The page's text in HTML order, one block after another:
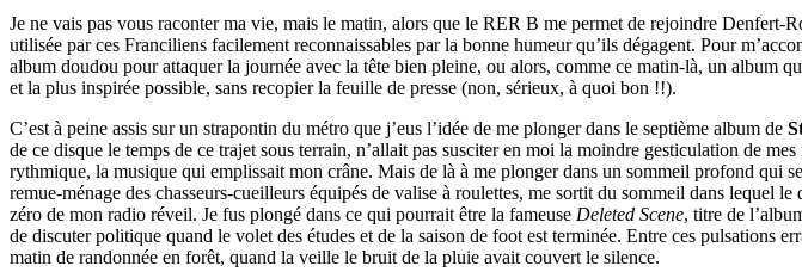
Je ne vais pas vous raconter ma vie, mais le matin, alors que le RER B me permet de rejoindre
utilisée par ces Franciliens facilement reconnaissables par la bonne humeur qu’ils dégagent. Pour
album doudou pour attaquer la journée avec la tête bien pleine, ou alors, comme ce matin-là, un album
et la plus inspirée possible, sans recopier la feuille de presse (non, sérieux, à quoi bon !!).
C’est à peine assis sur un strapontin du métro que j’eus l’idée de me plonger dans le septième album de
de ce disque le temps de ce trajet sous terrain, n’allait pas susciter en moi la moindre gesticulation de
rythmique, la musique qui emplissait mon crâne. Mais de là à me plonger dans un sommeil profond qui
remue-ménage des chasseurs-cueilleurs équipés de valise à roulettes, me sortit du sommeil dans lequel
zéro de mon radio réveil. Je fus plongé dans ce qui pourrait être la fameuse Deleted Scene, titre de
de discuter politique quand le volet des études et de la saison de foot est terminée. Entre ces pulsations
matin de randonnée en forêt, quand la veille le bruit de la pluie avait couvert le silence.